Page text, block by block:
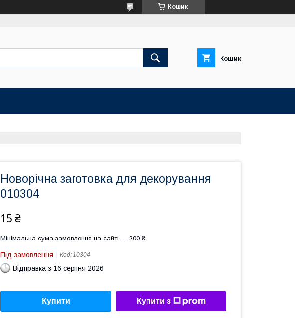
Кошик
Кошик
Новорічна заготовка для декорування
010304
15 ₴
Мінімальна сума замовлення на сайті — 200 ₴
Під замовлення Код: 10304
Відправка з 16 серпня 2026
Купити Купити з